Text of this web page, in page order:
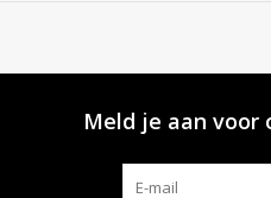
Meld je aan voor